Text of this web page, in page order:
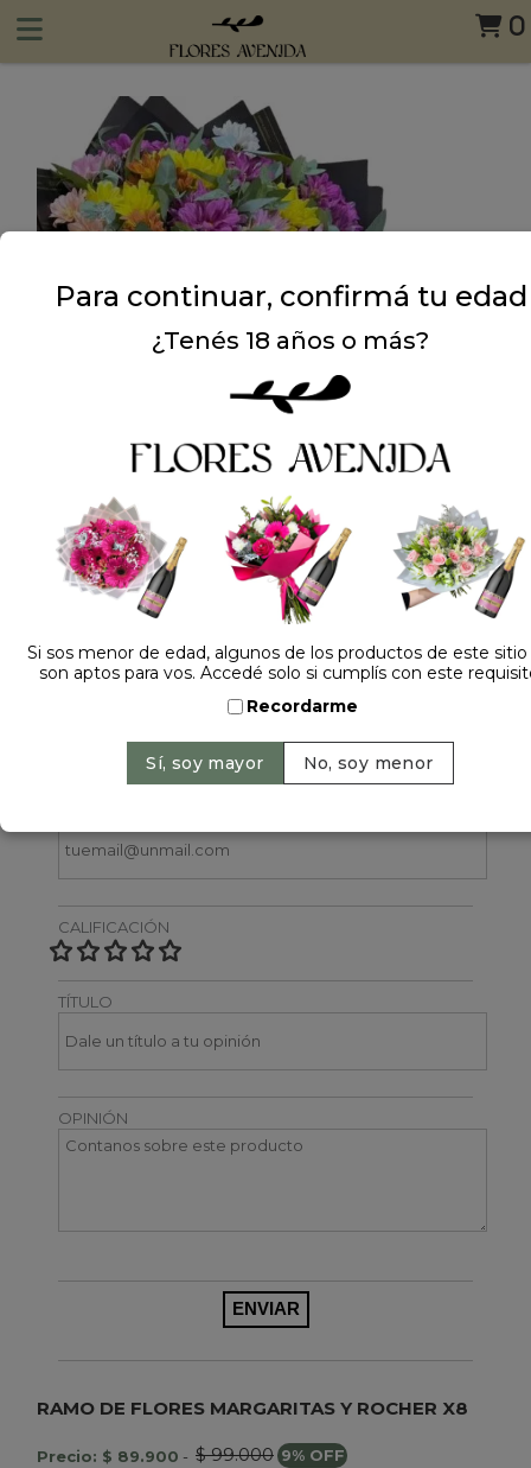
0
2 opiniones +
Dejá tu opinión
CALIFICACIÓN
TÍTULO
OPINIÓN
RAMO DE FLORES MARGARITAS Y ROCHER X8
Precio: $ 89.900 - $ 99.000 9% OFF
Para continuar, confirmá tu edad
¿Tenés 18 años o más?
Si sos menor de edad, algunos de los productos de este
son aptos para vos. Accedé solo si cumplís con este
Recordarme